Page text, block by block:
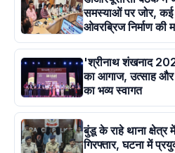
समस्याओं पर जोर,
ओवरब्रिज निर्माण की
'श्रीनाथ शंखनाद
का आगाज, उत्साह और
का भव्य स्वागत
बुंडू के राहे थाना क्षेत्र
गिरफ्तार, घटना में